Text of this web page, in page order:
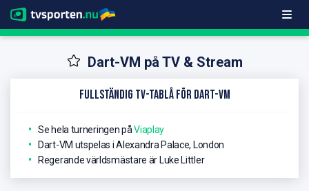
Dart-VM på TV & Stream
Fullständig TV-Tablå för Dart-VM
Se hela turneringen påViaplay
Dart-VM utspelas i Alexandra Palace, London
Regerande världsmästare är Luke Littler